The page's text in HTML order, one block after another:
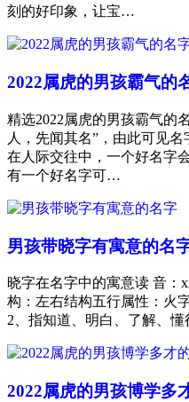
刻的好印象，让宝…
2022属虎的男孩霸气的
精选2022属虎的男孩霸气的
人，先闻其名”，由此可见名
在人际交往中，一个好名字
有一个好名字可…
男孩带晓字有寓意的名
晓字在名字中的寓意读 音：
构：左右结构五行属性：火
2、指知道、明白、了解、
2022属虎的男孩博学多